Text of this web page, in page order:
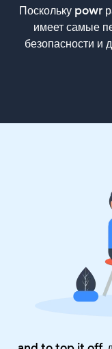
Поскольку powr
имеет самые
безопасности и